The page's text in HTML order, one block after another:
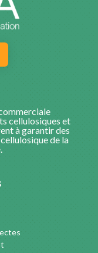
cellulosiques et
à garantir des
de la